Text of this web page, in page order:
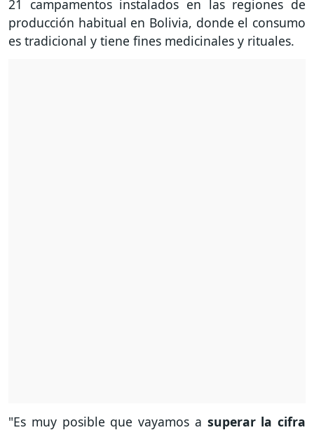
21 campamentos instalados en las regiones de
producción habitual en Bolivia, donde el consumo
es tradicional y tiene fines medicinales y rituales.
"Es muy posible que vayamos a superar la cifra